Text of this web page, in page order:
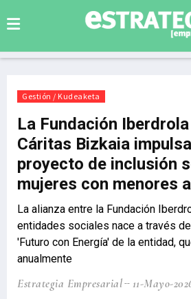
Gestión / Kudeaketa
La Fundación
Cáritas Bizkaia
proyecto de inclusión
mujeres con menores
La alianza entre la Fundación
entidades sociales nace a través
'Futuro con Energía' de la entidad,
anualmente
Estrategia Empresarial 11-Mayo-